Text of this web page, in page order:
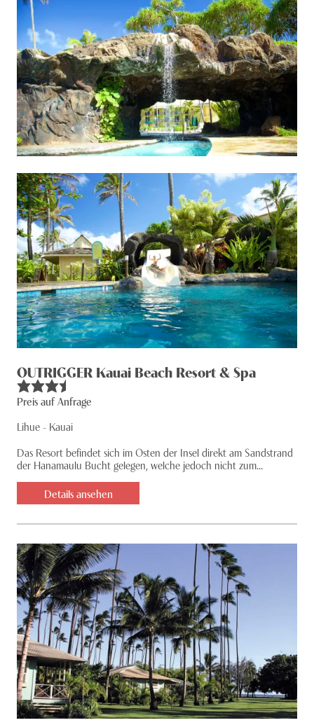
OUTRIGGER Kauai Beach Resort & Spa
Preis auf Anfrage
Lihue - Kauai
Das Resort befindet sich im Osten der Insel direkt am Sandstrand
der Hanamaulu Bucht gelegen, welche jedoch nicht zum...
Details ansehen